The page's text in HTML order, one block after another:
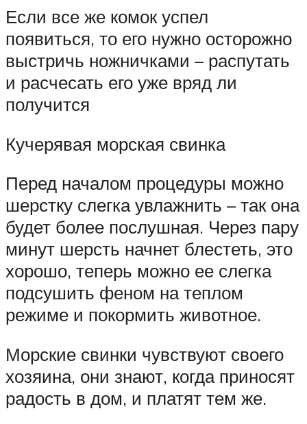
Если все же комок успел
появиться, то его нужно осторожно
выстричь ножничками – распутать
и расчесать его уже вряд ли
получится
Кучерявая морская свинка
Перед началом процедуры можно
шерстку слегка увлажнить – так она
будет более послушная. Через пару
минут шерсть начнет блестеть, это
хорошо, теперь можно ее слегка
подсушить феном на теплом
режиме и покормить животное.
Морские свинки чувствуют своего
хозяина, они знают, когда приносят
радость в дом, и платят тем же.